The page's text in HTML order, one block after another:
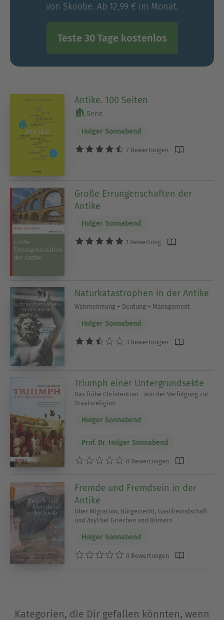
von Skoobe. Ab 12,99 € im Monat.
Teste 30 Tage kostenlos
Antike. 100 Seiten
Serie
Holger Sonnabend
7 Bewertungen
Große Errungenschaften der
Antike
Holger Sonnabend
1 Bewertung
Naturkatastrophen in der Antike
Wahrnehmung – Deutung – Management
Holger Sonnabend
3 Bewertungen
Triumph einer Untergrundsekte
Das frühe Christentum - von der Verfolgung zur
Staatsreligion
Holger Sonnabend
Prof. Dr. Holger Sonnabend
0 Bewertungen
Fremde und Fremdsein in der
Antike
Über Migration, Bürgerrecht, Gastfreundschaft
und Asyl bei Griechen und Römern
Holger Sonnabend
0 Bewertungen
Kategorien, die Dir gefallen könnten, wenn